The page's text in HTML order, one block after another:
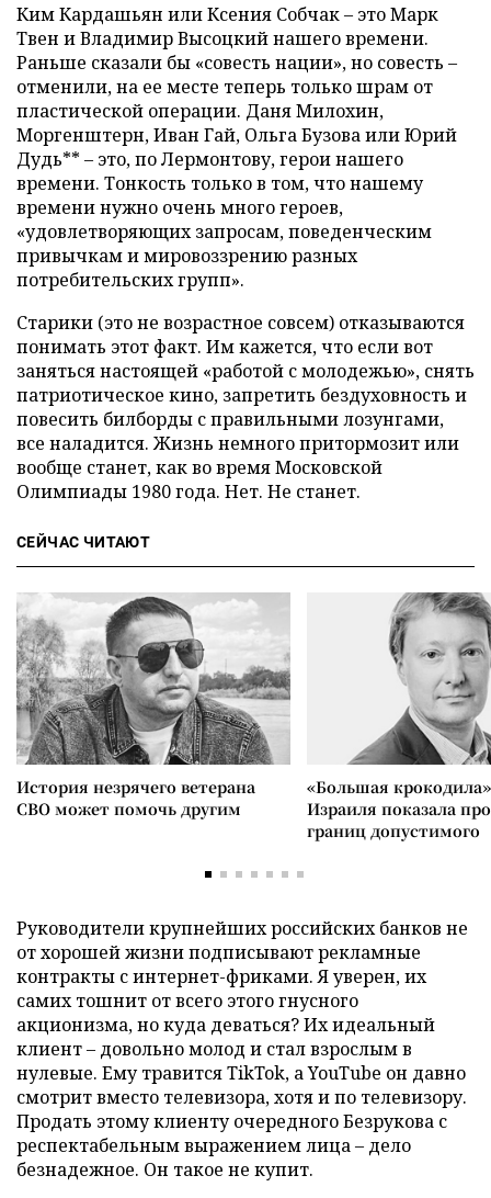
Ким Кардашьян или Ксения Собчак – это Марк
Твен и Владимир Высоцкий нашего времени.
Раньше сказали бы «совесть нации», но совесть –
отменили, на ее месте теперь только шрам от
пластической операции. Даня Милохин,
Моргенштерн, Иван Гай, Ольга Бузова или Юрий
Дудь** – это, по Лермонтову, герои нашего
времени. Тонкость только в том, что нашему
времени нужно очень много героев,
«удовлетворяющих запросам, поведенческим
привычкам и мировоззрению разных
потребительских групп».
Старики (это не возрастное совсем) отказываются
понимать этот факт. Им кажется, что если вот
заняться настоящей «работой с молодежью», снять
патриотическое кино, запретить бездуховность и
повесить билборды с правильными лозунгами,
все наладится. Жизнь немного притормозит или
вообще станет, как во время Московской
Олимпиады 1980 года. Нет. Не станет.
СЕЙЧАС ЧИТАЮТ
История незрячего ветерана
СВО может помочь другим
«Большая
Израиля показала
границ допустимого
Руководители крупнейших российских банков не
от хорошей жизни подписывают рекламные
контракты с интернет-фриками. Я уверен, их
самих тошнит от всего этого гнусного
акционизма, но куда деваться? Их идеальный
клиент – довольно молод и стал взрослым в
нулевые. Ему травится TikTok, а YouTube он давно
смотрит вместо телевизора, хотя и по телевизору.
Продать этому клиенту очередного Безрукова с
респектабельным выражением лица – дело
безнадежное. Он такое не купит.